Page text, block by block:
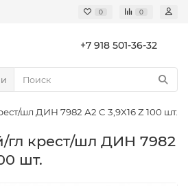
0 0
+7 918 501-36-32
шл ДИН 7982 А2 C 3,9X16 Z 100 шт.
гл крест/шл ДИН 7982
шт.